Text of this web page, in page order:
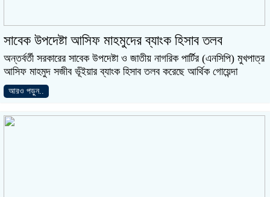
সাবেক উপদেষ্টা আসিফ মাহমুদের ব্যাংক হিসাব তলব
অন্তর্বর্তী সরকারের সাবেক উপদেষ্টা ও জাতীয় নাগরিক পার্টির (এনসিপি) মুখপাত্র
আসিফ মাহমুদ সজীব ভূঁইয়ার ব্যাংক হিসাব তলব করেছে আর্থিক গোয়েন্দা
আরও পড়ুন..